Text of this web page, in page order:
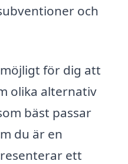
och
för dig att
olika alternativ
bäst passar
du är en
ett